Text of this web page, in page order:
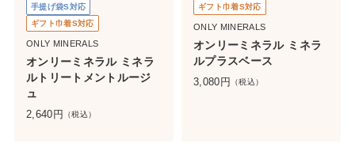
手提げ袋S対応
ギフト巾着S対応
ONLY MINERALS
オンリーミネラル ミネラ
ルトリートメントルージ
ュ
2,640 円 （税込）
ギフト巾着S対応
ONLY MINERALS
オンリーミネラル ミネラ
ルプラスベース
3,080 円 （税込）